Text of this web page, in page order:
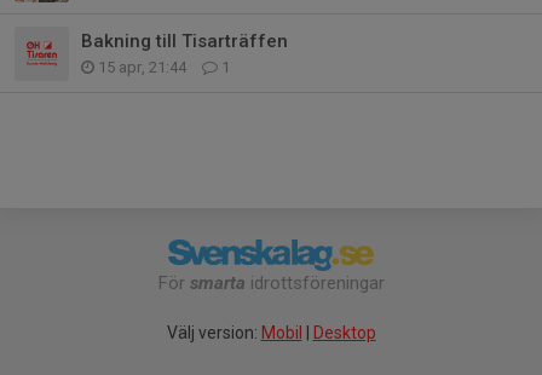
Bakning till Tisarträffen
15 apr, 21:44 1
För smarta idrottsföreningar
Välj version: Mobil Desktop